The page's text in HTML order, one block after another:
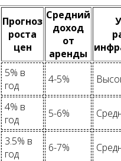
Прогноз
роста
цен
Средний
доход
от
аренды
5% в
год
4-5%
4% в
год
5-6%
3.5% в
год
6-7%